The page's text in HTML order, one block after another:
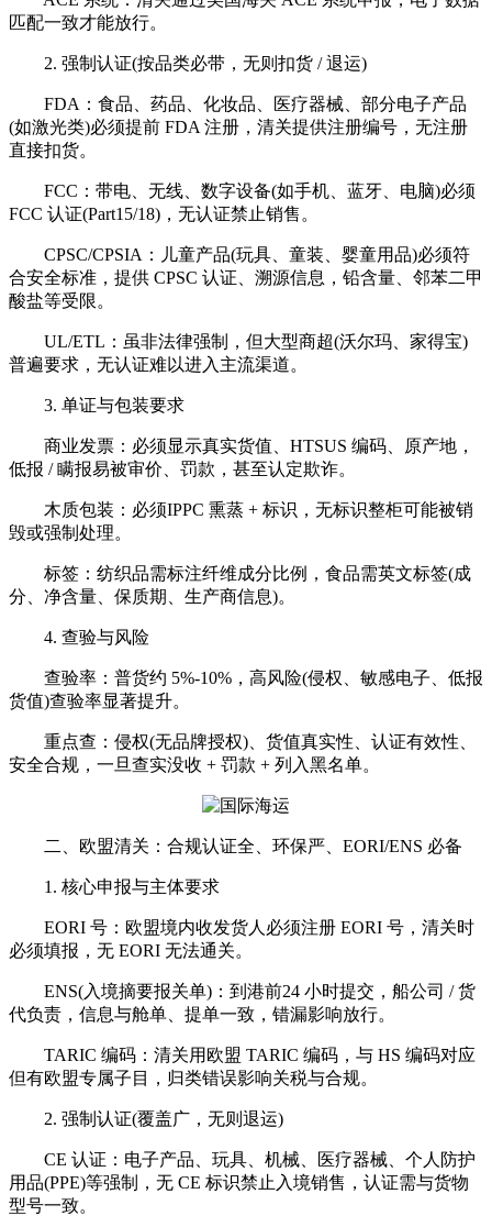
匹配一致才能放行。
2. 强制认证(按品类必带，无则扣货 / 退运)
FDA：食品、药品、化妆品、医疗器械、部分电子产品
(如激光类)必须提前 FDA 注册，清关提供注册编号，无注册
直接扣货。
FCC：带电、无线、数字设备(如手机、蓝牙、电脑)必须
FCC 认证(Part15/18)，无认证禁止销售。
CPSC/CPSIA：儿童产品(玩具、童装、婴童用品)必须符
合安全标准，提供 CPSC 认证、溯源信息，铅含量、邻苯二甲
酸盐等受限。
UL/ETL：虽非法律强制，但大型商超(沃尔玛、家得宝)
普遍要求，无认证难以进入主流渠道。
3. 单证与包装要求
商业发票：必须显示真实货值、HTSUS 编码、原产地，
低报 / 瞒报易被审价、罚款，甚至认定欺诈。
木质包装：必须IPPC 熏蒸 + 标识，无标识整柜可能被销
毁或强制处理。
标签：纺织品需标注纤维成分比例，食品需英文标签(成
分、净含量、保质期、生产商信息)。
4. 查验与风险
查验率：普货约 5%-10%，高风险(侵权、敏感电子、低报
货值)查验率显著提升。
重点查：侵权(无品牌授权)、货值真实性、认证有效性、
安全合规，一旦查实没收 + 罚款 + 列入黑名单。
二、欧盟清关：合规认证全、环保严、EORI/ENS 必备
1. 核心申报与主体要求
EORI 号：欧盟境内收发货人必须注册 EORI 号，清关时
必须填报，无 EORI 无法通关。
ENS(入境摘要报关单)：到港前24 小时提交，船公司 / 货
代负责，信息与舱单、提单一致，错漏影响放行。
TARIC 编码：清关用欧盟 TARIC 编码，与 HS 编码对应
但有欧盟专属子目，归类错误影响关税与合规。
2. 强制认证(覆盖广，无则退运)
CE 认证：电子产品、玩具、机械、医疗器械、个人防护
用品(PPE)等强制，无 CE 标识禁止入境销售，认证需与货物
型号一致。